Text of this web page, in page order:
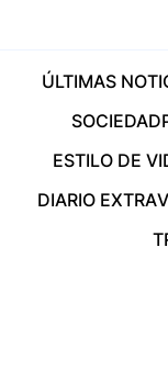
ÚLTIMAS
SOCIEDAD
ESTILO DE
DIARIO EXTRA